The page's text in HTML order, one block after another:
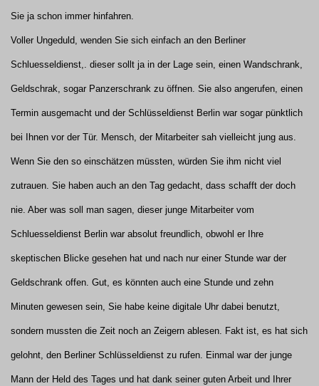
Sie ja schon immer hinfahren.
Voller Ungeduld, wenden Sie sich einfach an den Berliner
Schluesseldienst,. dieser sollt ja in der Lage sein, einen Wandschrank,
Geldschrak, sogar Panzerschrank zu öffnen. Sie also angerufen, einen
Termin ausgemacht und der Schlüsseldienst Berlin war sogar pünktlich
bei Ihnen vor der Tür. Mensch, der Mitarbeiter sah vielleicht jung aus.
Wenn Sie den so einschätzen müssten, würden Sie ihm nicht viel
zutrauen. Sie haben auch an den Tag gedacht, dass schafft der doch
nie. Aber was soll man sagen, dieser junge Mitarbeiter vom
Schluesseldienst Berlin war absolut freundlich, obwohl er Ihre
skeptischen Blicke gesehen hat und nach nur einer Stunde war der
Geldschrank offen. Gut, es könnten auch eine Stunde und zehn
Minuten gewesen sein, Sie habe keine digitale Uhr dabei benutzt,
sondern mussten die Zeit noch an Zeigern ablesen. Fakt ist, es hat sich
gelohnt, den Berliner Schlüsseldienst zu rufen. Einmal war der junge
Mann der Held des Tages und hat dank seiner guten Arbeit und Ihrer